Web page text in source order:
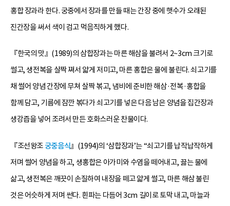
홍합 장과라 한다. 궁중에서 장과를 만들 때는 간장 중에 햇수가 오래된
진간장을 써서 색이 검고 먹음직하게 했다.
『한국의 맛』(1989)의 삼합장과는 마른 해삼을 불려서 2~3cm 크기로
썰고, 생전복을 살짝 쪄서 얇게 저미고, 마른 홍합은 물에 불린다. 쇠고기를
채 썰어 양념 간장에 무쳐 살짝 볶고, 냄비에 준비한 해삼·전복·홍합을
함께 담고, 기름에 잠깐 볶다가 쇠고기를 넣은 다음 남은 양념을 집간장과
생강즙을 넣어 조려서 만든 호화스러운 찬물이다.
『조선왕조 궁중음식』(1994)의 ‘삼합장과’는 “쇠고기를 납작납작하게
저며 썰어 양념을 하고, 생홍합은 아가미와 수염을 떼어내고, 끓는 물에
삶고, 생전복은 깨끗이 손질하여 내장을 떼고 얇게 썰고, 마른 해삼 불린
것은 어슷하게 저며 썬다. 흰파는 다듬어 3cm 길이로 토막 내고, 마늘과